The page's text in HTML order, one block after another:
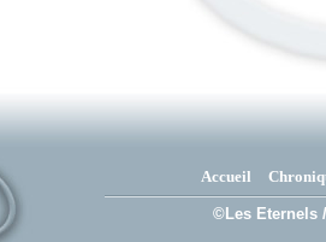
Accueil
©Les Eternels